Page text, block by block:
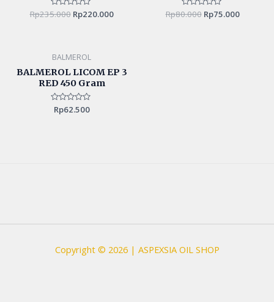
Rated
0
Rp235.000 Rp220.000
Rated
0
Rp80.000 Rp75.000
BALMEROL
BALMEROL LICOM EP 3
RED 450 Gram
Rated
0
Rp62.500
Copyright © 2026 | ASPEXSIA OIL SHOP